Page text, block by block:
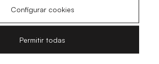
180 X 90 cm
120 X 100 cm
Configurar cookies
Permitir todas